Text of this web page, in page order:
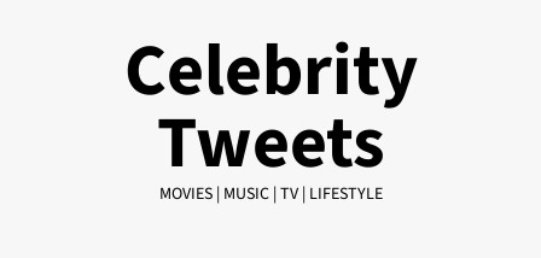
Celebrity
Tweets
MOVIES | MUSIC | TV | LIFESTYLE